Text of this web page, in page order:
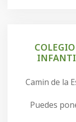
Camin de la
Puedes